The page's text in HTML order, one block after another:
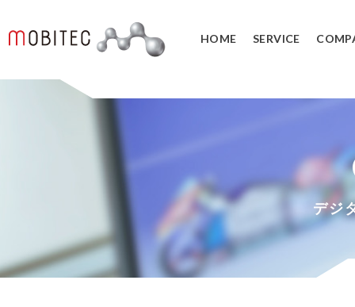
HOME SERVICE
リバースエンジニアリング
3DCADカ
３Dスキャナ販売
データ管理
デジ